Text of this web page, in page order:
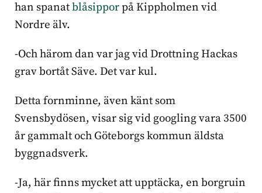
han spanatblåsipporpå Kippholmen vid
Nordre älv.
-Och härom dan var jag vid Drottning Hackas
grav bortåt Säve. Det var kul.
Detta fornminne, även känt som
Svensbydösen, visar sig vid googling vara 3500
år gammalt och Göteborgs kommun äldsta
byggnadsverk.
-Ja, här finns mycket att upptäcka, en borgruin